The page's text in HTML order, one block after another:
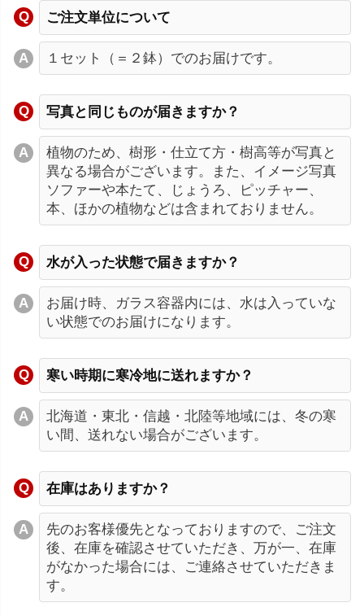
ご注文単位について
１セット（＝２鉢）でのお届けです。
写真と同じものが届きますか？
植物のため、樹形・仕立て方・樹高等が写真と
異なる場合がございます。また、イメージ写真
ソファーや本たて、じょうろ、ピッチャー、
本、ほかの植物などは含まれておりません。
水が入った状態で届きますか？
お届け時、ガラス容器内には、水は入っていな
い状態でのお届けになります。
寒い時期に寒冷地に送れますか？
北海道・東北・信越・北陸等地域には、冬の寒
い間、送れない場合がございます。
在庫はありますか？
先のお客様優先となっておりますので、ご注文
後、在庫を確認させていただき、万が一、在庫
がなかった場合には、ご連絡させていただきま
す。